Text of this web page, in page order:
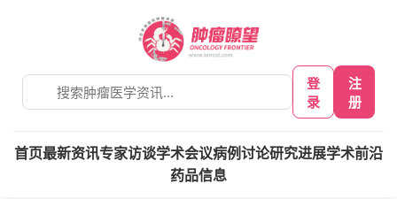
登
录
注
册
首页最新资讯专家访谈学术会议病例讨论研究进展学术前沿
药品信息